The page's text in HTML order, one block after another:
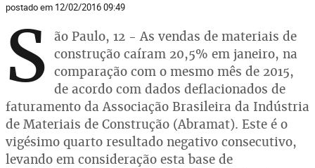
postado em 12/02/2016 09:49
S ão Paulo, 12 - As vendas de materiais de
construção caíram 20,5% em janeiro, na
comparação com o mesmo mês de 2015,
de acordo com dados deflacionados de
faturamento da Associação Brasileira da Indústria
de Materiais de Construção (Abramat). Este é o
vigésimo quarto resultado negativo consecutivo,
levando em consideração esta base de